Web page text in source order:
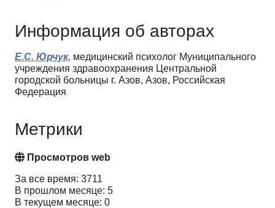
Информация об авторах
Е.С. Юрчук, медицинский психолог Муниципального
учреждения здравоохранения Центральной
городской больницы г. Азов, Азов, Российская
Федерация
Метрики
Просмотров web
За все время: 3711
В прошлом месяце: 5
В текущем месяце: 0